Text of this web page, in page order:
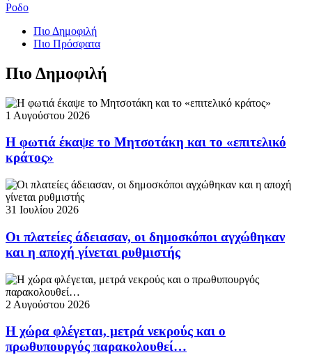
Ροδο
Πιο Δημοφιλή
Πιο Πρόσφατα
Πιο Δημοφιλή
1 Αυγούστου 2026
Η φωτιά έκαψε το Μητσοτάκη και το «επιτελικό
κράτος»
31 Ιουλίου 2026
Οι πλατείες άδειασαν, οι δημοσκόποι αγχώθηκαν
και η αποχή γίνεται ρυθμιστής
2 Αυγούστου 2026
Η χώρα φλέγεται, μετρά νεκρούς και ο
πρωθυπουργός παρακολουθεί…